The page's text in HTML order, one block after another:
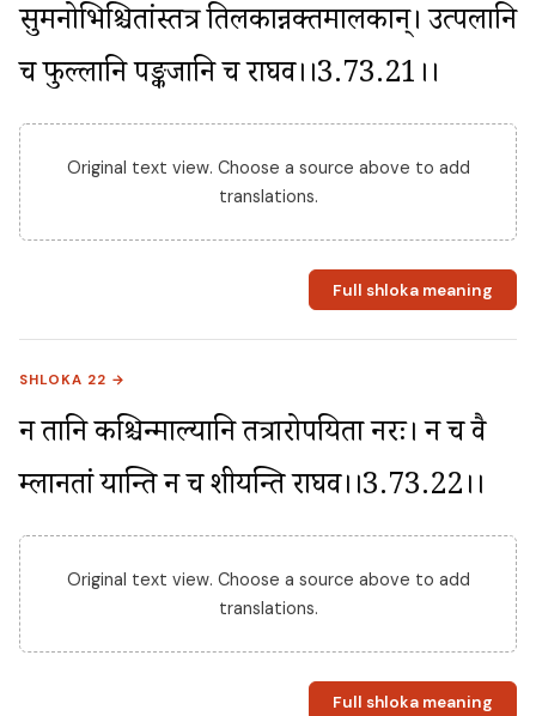
सुमनोभिश्चितांस्तत्र तिलकान्नक्तमालकान्। उत्पलानि
च फुल्लानि पङ्कजानि च राघव।।3.73.21।।
Original text view. Choose a source above to add
translations.
Full shloka meaning
SHLOKA 22 →
न तानि कश्चिन्माल्यानि तत्रारोपयिता नरः। न च वै
म्लानतां यान्ति न च शीर्यन्ति राघव।।3.73.22।।
Original text view. Choose a source above to add
translations.
Full shloka meaning